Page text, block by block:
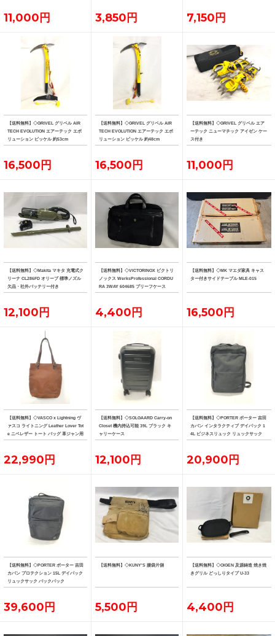
11,000円 3,850円 7,150円
【送料無料】◇GRIVEL グリベル AIR
TECH EVOLUTION エアーテック エボ
リューション ピッケル 約53cm
16,500円
【送料無料】◇GRIVEL グリベル AIR
TECH EVOLUTION エアーテック エボ
リューション ピッケル 約48cm
16,500円
【送料無料】◇GRIVEL グリベル エア
ーテック ニューマチック アイゼン ケー
ス付き
11,000円
【送料無料】◇Makita マキタ 充電式ク
リーナ CL286FD オリーブ 標準ノズル
欠品・社外バッテリー付き
12,100円
【送料無料】◇VICTORINOX ビクトリ
ノックス WerksProfessional CORDU
RA 3WAY 604685 ブリーフケース
4,400円
【送料無料】◇MK マエダ家具 キャス
ター付きサイドテーブル MLE-015
16,500円
【送料無料】◇VASCO x Lightning ヴ
ァスコ ライトニング Leather Lover Tot
e ニベレザー トート バッグ 革ジャン用
トート
22,990円
【送料無料】◇SOLGAARD Carry-on
Closet 機内持込可能 39L ブラック キ
ャリーケース
12,100円
【送料無料】◇PORTER ポーター 吉田
カバン インタラクティブ デイパック 1
4L ビジネスリュック リュックサック
20,900円
【送料無料】◇PORTER ポーター 吉田
カバン プロテクション 15L デイパック
リュックサック バックパック
39,600円
【送料無料】◇KUNY'S 腰袋片側
5,500円
【送料無料】◇OIGEN 及源鋳造 焼き焼
きグリル どっしりタイプ U-33
4,400円